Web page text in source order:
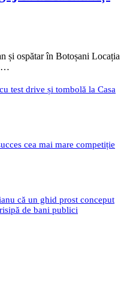
și ospătar în Botoșani Locația
test drive și tombolă la Casa
cea mai mare competiție
că un ghid prost conceput
de bani publici